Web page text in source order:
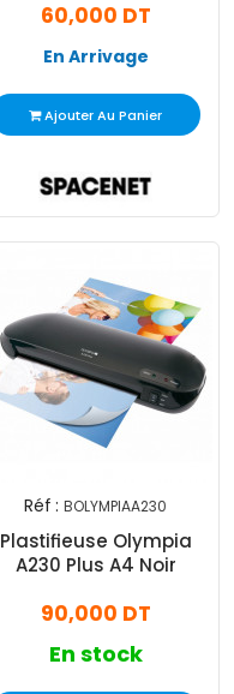
60,000 DT
En Arrivage
Ajouter Au Panier
Réf : BOLYMPIAA230
Plastifieuse Olympia
A230 Plus A4 Noir
90,000 DT
En stock